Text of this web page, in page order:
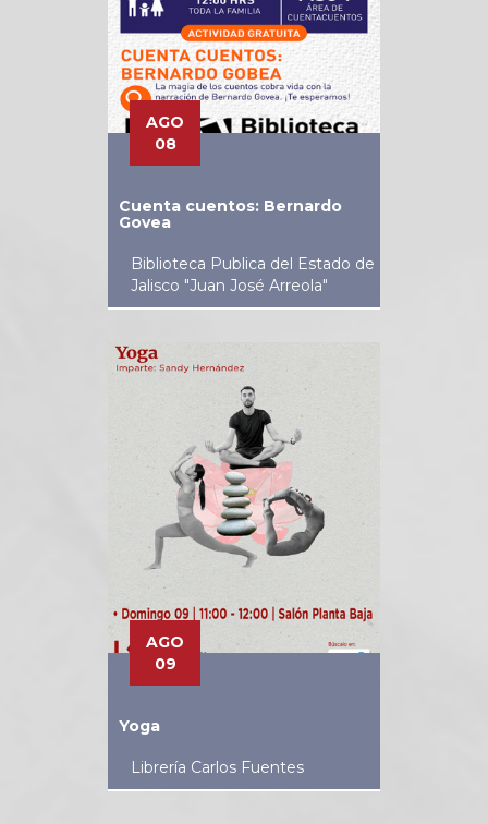
AGO
08
Cuenta cuentos: Bernardo
Govea
Biblioteca Publica del Estado de
Jalisco "Juan José Arreola"
AGO
09
Yoga
Librería Carlos Fuentes